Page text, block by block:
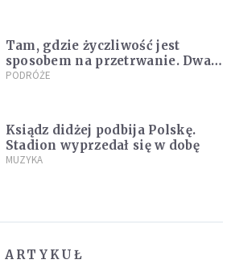
Tam, gdzie życzliwość jest
sposobem na przetrwanie. Dwa
tygodnie na Alasce [REPORTAŻ]
PODRÓŻE
Ksiądz didżej podbija Polskę.
Stadion wyprzedał się w dobę
MUZYKA
ARTYKUŁ